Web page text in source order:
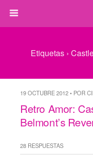
Etiquetas ›
19 OCTUBRE 2012 • POR
Retro Amor:
Belmont’s
28 RESPUESTAS